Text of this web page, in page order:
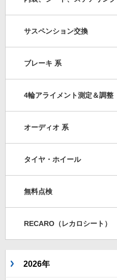
サスペンション交換
ブレーキ 系
4輪アライメント測定＆調整
オーディオ 系
タイヤ・ホイール
無料点検
RECARO（レカロシート）
2026年